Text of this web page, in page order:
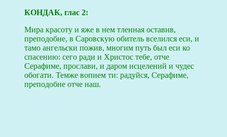
КОНДАК, глас 2:
Мира красоту и яже в нем тленная оставив,
преподобне, в Саровскую обитель вселился еси, и
тамо ангельски пожив, многим путь был еси ко
спасению: сего ради и Христос тебе, отче
Серафиме, прослави, и даром исцелений и чудес
обогати. Темже вопием ти: радуйся, Серафиме,
преподобне отче наш.